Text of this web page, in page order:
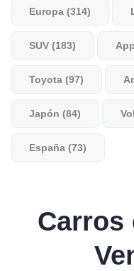
Europa (314)
SUV (183)
Toyota (97)
Japón (84)
España (73)
Carros